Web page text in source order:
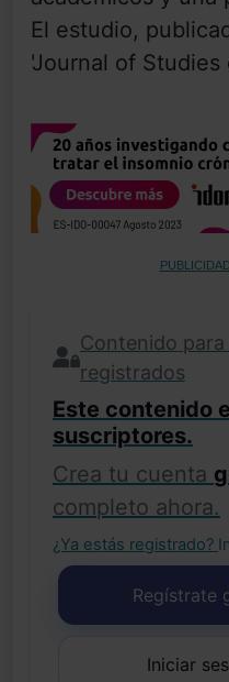
El estudio,
'Journal of
PUBLICIDAD
Contenido para
registrados
Este contenido
suscriptores.
Crea tu cuenta
completo ahora.
¿Ya estás registrado?
Regístrate
Iniciar